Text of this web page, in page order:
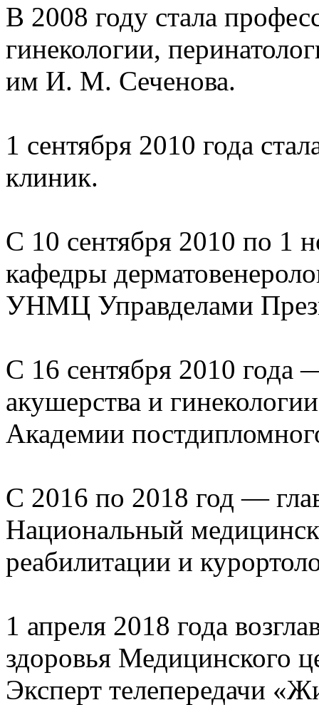
В 2008 году стала
гинекологии,
им И. М. Сеченова.
1 сентября 2010 года
клиник.
С 10 сентября 2010 по 1
кафедры
УНМЦ Управделами
С 16 сентября 2010 года
акушерства и
Академии
С 2016 по 2018 год —
Национальный
реабилитации и
1 апреля 2018 года
здоровья Медицинского
Эксперт телепередачи